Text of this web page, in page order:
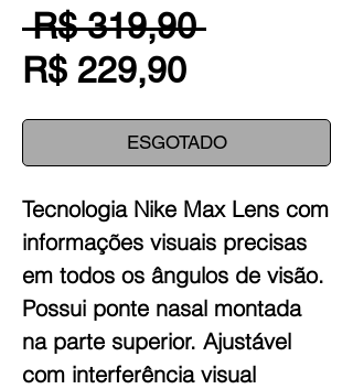
R$ 319,90 Preço
R$ 229,90Preço
ESGOTADO
Tecnologia Nike Max Lens com
informações visuais precisas
em todos os ângulos de visão.
Possui ponte nasal montada
na parte superior. Ajustável
com interferência visual